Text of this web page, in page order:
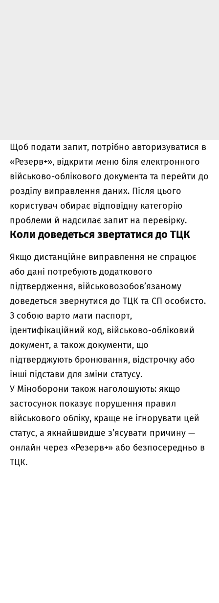
Щоб подати запит, потрібно авторизуватися в
«Резерв+», відкрити меню біля електронного
військово-облікового документа та перейти до
розділу виправлення даних. Після цього
користувач обирає відповідну категорію
проблеми й надсилає запит на перевірку.
Коли доведеться звертатися до ТЦК
Якщо дистанційне виправлення не спрацює
або дані потребують додаткового
підтвердження, військовозобов’язаному
доведеться звернутися до ТЦК та СП особисто.
З собою варто мати паспорт,
ідентифікаційний код, військово-обліковий
документ, а також документи, що
підтверджують бронювання, відстрочку або
інші підстави для зміни статусу.
У Міноборони також наголошують: якщо
застосунок показує порушення правил
військового обліку, краще не ігнорувати цей
статус, а якнайшвидше з’ясувати причину —
онлайн через «Резерв+» або безпосередньо в
ТЦК.